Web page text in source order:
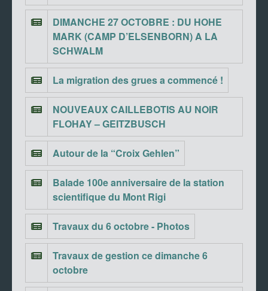
DIMANCHE 27 OCTOBRE : DU HOHE
MARK (CAMP D’ELSENBORN) A LA
SCHWALM
La migration des grues a commencé !
NOUVEAUX CAILLEBOTIS AU NOIR
FLOHAY – GEITZBUSCH
Autour de la “Croix Gehlen”
Balade 100e anniversaire de la station
scientifique du Mont Rigi
Travaux du 6 octobre - Photos
Travaux de gestion ce dimanche 6
octobre